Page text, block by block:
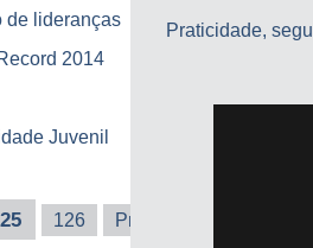
de lideranças
2014
Juvenil
126 Próxima
Praticidade,